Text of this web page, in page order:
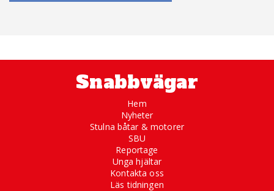
Snabbvägar
Hem
Nyheter
Stulna båtar & motorer
SBU
Reportage
Unga hjältar
Kontakta oss
Läs tidningen